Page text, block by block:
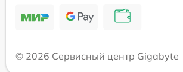
© 2026 Сервисный центр Gigabyte